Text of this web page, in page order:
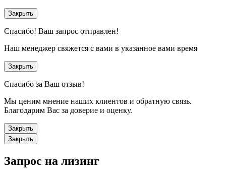
Закрыть
Спасибо! Ваш запрос отправлен!
Наш менеджер свяжется с вами в указанное вами время
Закрыть
Спасибо за Ваш отзыв!
Мы ценим мнение наших клиентов и обратную связь.
Благодарим Вас за доверие и оценку.
Закрыть
Закрыть
Запрос на лизинг